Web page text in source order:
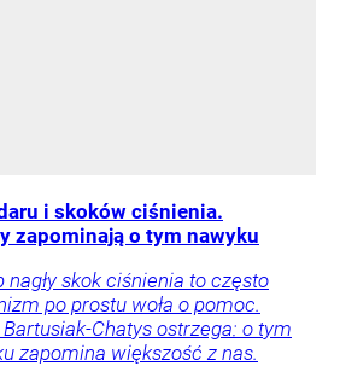
i skoków ciśnienia.
zapominają o tym nawyku
nagły skok ciśnienia to często
po prostu woła o pomoc.
Chatys ostrzega: o tym
zapomina większość z nas.